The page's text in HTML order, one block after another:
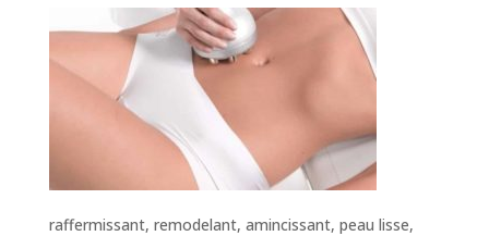
raffermissant, remodelant, amincissant, peau lisse,